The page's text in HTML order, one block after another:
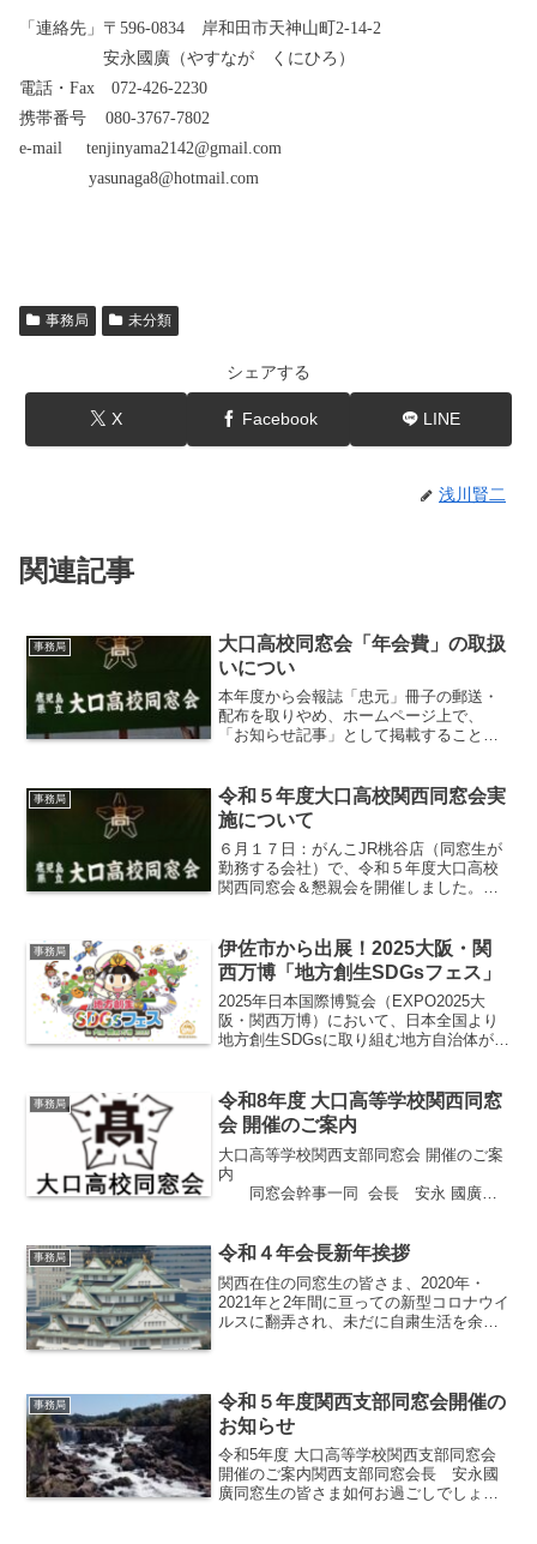
「連絡先」〒596-0834 岸和田市天神山町2-14-2
安永國廣（やすなが くにひろ）
電話・Fax 072-426-2230
携帯番号 080-3767-7802
e-mail tenjinyama2142@gmail.com
yasunaga8@hotmail.com
事務局 未分類
シェアする
X Facebook LINE
浅川賢二
関連記事
事務局
大口高校同窓会「年会費」の取扱
いについ
本年度から会報誌「忠元」冊子の郵送・
配布を取りやめ、ホームページ上で、
「お知らせ記事」として掲載することに
ことができなくなりました。これを契機
に、同窓会年会費の意義、口...
事務局
令和５年度大口高校関西同窓会実
施について
６月１７日：がんこJR桃谷店（同窓生が
勤務する会社）で、令和５年度大口高校
関西同窓会＆懇親会を開催しました。コ
た。参加者は来賓の方々含め４８名でア
ットホームな雰囲気の中、...
事務局
伊佐市から出展！2025大阪・関
西万博「地方創生SDGsフェス」
2025年日本国際博覧会（EXPO2025大
阪・関西万博）において、日本全国より
地方創生SDGsに取り組む地方自治体が一
す。人気ゲームコンテンツ「桃太郎電
鉄」とのコラボ...
事務局
令和8年度 大口高等学校関西同窓
会 開催のご案内
大口高等学校関西支部同窓会 開催のご案
内
同窓会幹事一同 会長 安永 國廣新
す。同窓生との久し振りの再会で旧交を
温めて頂けたら幸い...
事務局 令和４年会長新年挨拶
関西在住の同窓生の皆さま、2020年・
2021年と2年間に亘っての新型コロナウイ
ルスに翻弄され、未だに自粛生活を余儀
行しています...
事務局
令和５年度関西支部同窓会開催の
お知らせ
令和5年度 大口高等学校関西支部同窓会
開催のご案内関西支部同窓会長 安永國
廣同窓生の皆さま如何お過ごしでしょう